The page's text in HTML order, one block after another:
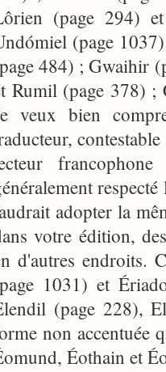
(page 294)
(page
484) ; Gwaihir
Rumil (page 378) ;
veux bien
adopter la
votre édition,
d'autres endroits.
1031) et
(page 228),
non accentuée
Éothain et